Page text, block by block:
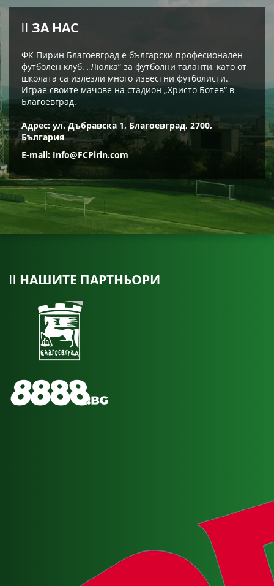
ЗА НАС
ФК Пирин Благоевград е български професионален
футболен клуб. „Люлка“ за футболни таланти, като от
школата са излезли много известни футболисти.
Играе своите мачове на стадион „Христо Ботев“ в
Благоевград.
Адрес: ул. Дъбравска 1, Благоевград, 2700,
България
E-mail: Info@FCPirin.com
НАШИТЕ ПАРТНЬОРИ